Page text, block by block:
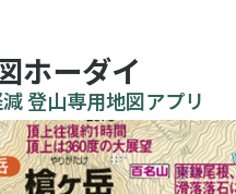
ホーダイ
登山専用地図アプリ